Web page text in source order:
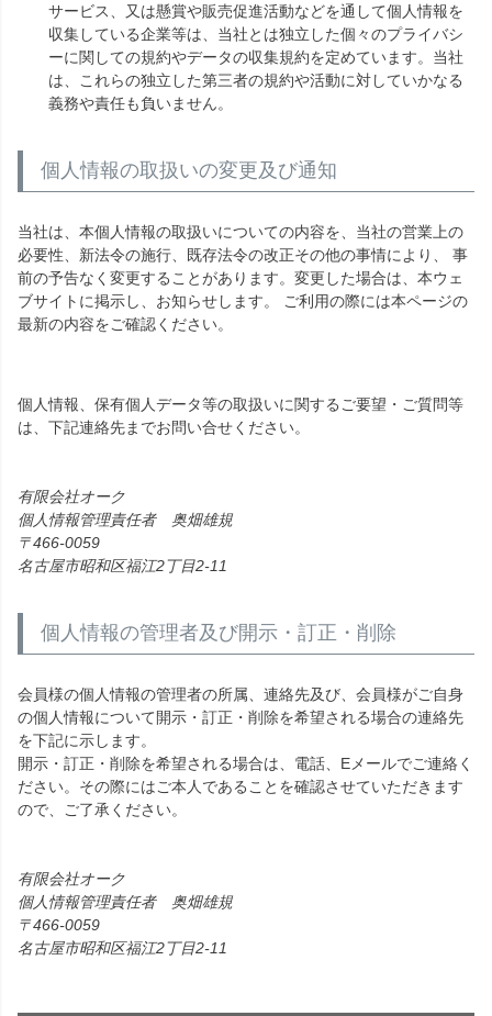
サービス、又は懸賞や販売促進活動などを通して個人情報を
収集している企業等は、当社とは独立した個々のプライバシ
ーに関しての規約やデータの収集規約を定めています。当社
は、これらの独立した第三者の規約や活動に対していかなる
義務や責任も負いません。
個人情報の取扱いの変更及び通知
当社は、本個人情報の取扱いについての内容を、当社の営業上の
必要性、新法令の施行、既存法令の改正その他の事情により、 事
前の予告なく変更することがあります。変更した場合は、本ウェ
ブサイトに掲示し、お知らせします。 ご利用の際には本ページの
最新の内容をご確認ください。
個人情報、保有個人データ等の取扱いに関するご要望・ご質問等
は、下記連絡先までお問い合せください。
有限会社オーク
個人情報管理責任者 奥畑雄規
466-0059
名古屋市昭和区福江2丁目2-11
個人情報の管理者及び開示・訂正・削除
会員様の個人情報の管理者の所属、連絡先及び、会員様がご自身
の個人情報について開示・訂正・削除を希望される場合の連絡先
を下記に示します。
開示・訂正・削除を希望される場合は、電話、Eメールでご連絡く
ださい。その際にはご本人であることを確認させていただきます
ので、ご了承ください。
有限会社オーク
個人情報管理責任者 奥畑雄規
466-0059
名古屋市昭和区福江2丁目2-11